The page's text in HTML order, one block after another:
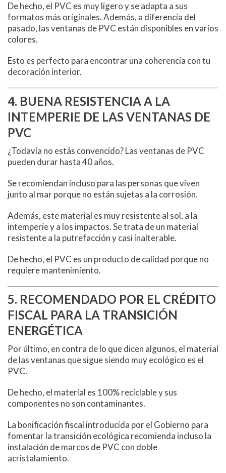
De hecho, el PVC es muy ligero y se adapta a sus
formatos más originales. Además, a diferencia del
pasado, las ventanas de PVC están disponibles en varios
colores.
Esto es perfecto para encontrar una coherencia con tu
decoración interior.
4. BUENA RESISTENCIA A LA
INTEMPERIE DE LAS VENTANAS DE
PVC
¿Todavía no estás convencido? Las ventanas de PVC
pueden durar hasta 40 años.
Se recomiendan incluso para las personas que viven
junto al mar porque no están sujetas a la corrosión.
Además, este material es muy resistente al sol, a la
intemperie y a los impactos. Se trata de un material
resistente a la putrefacción y casi inalterable.
De hecho, el PVC es un producto de calidad porque no
requiere mantenimiento.
5. RECOMENDADO POR EL CRÉDITO
FISCAL PARA LA TRANSICIÓN
ENERGÉTICA
Por último, en contra de lo que dicen algunos, el material
de las ventanas que sigue siendo muy ecológico es el
PVC.
De hecho, el material es 100% reciclable y sus
componentes no son contaminantes.
La bonificación fiscal introducida por el Gobierno para
fomentar la transición ecológica recomienda incluso la
instalación de marcos de PVC con doble
acristalamiento.